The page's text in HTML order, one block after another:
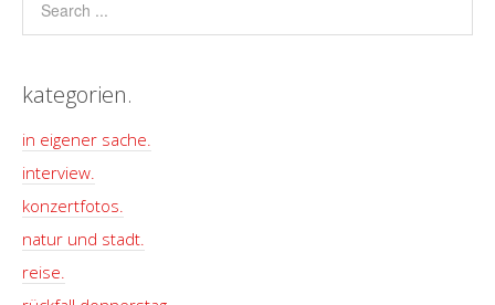
kategorien.
in eigener sache.
interview.
konzertfotos.
natur und stadt.
reise.